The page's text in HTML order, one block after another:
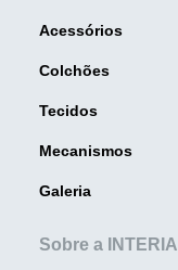
Acessórios
Colchões
Tecidos
Mecanismos
Galeria
Sobre a INTERIA